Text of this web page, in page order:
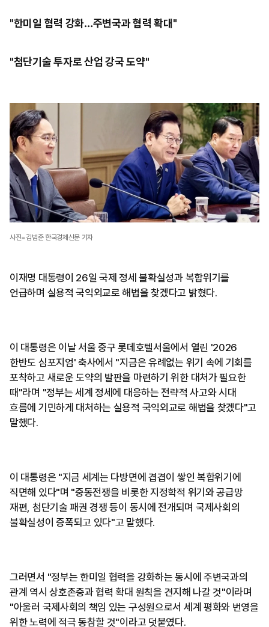
"한미일 협력 강화…주변국과 협력 확대"
"첨단기술 투자로 산업 강국 도약"
사진=김범준 한국경제신문 기자
이재명 대통령이 26일 국제 정세 불확실성과 복합위기를
언급하며 실용적 국익외교로 해법을 찾겠다고 밝혔다.
이 대통령은 이날 서울 중구 롯데호텔서울에서 열린 '2026
한반도 심포지엄' 축사에서 "지금은 유례없는 위기 속에 기회를
포착하고 새로운 도약의 발판을 마련하기 위한 대처가 필요한
때"라며 "정부는 세계 정세에 대응하는 전략적 사고와 시대
흐름에 기민하게 대처하는 실용적 국익외교로 해법을 찾겠다"고
말했다.
이 대통령은 "지금 세계는 다방면에 겹겹이 쌓인 복합위기에
직면해 있다"며 "중동전쟁을 비롯한 지정학적 위기와 공급망
재편, 첨단기술 패권 경쟁 등이 동시에 전개되며 국제사회의
불확실성이 증폭되고 있다"고 말했다.
그러면서 "정부는 한미일 협력을 강화하는 동시에 주변국과의
관계 역시 상호존중과 협력 확대 원칙을 견지해 나갈 것"이라며
"아울러 국제사회의 책임 있는 구성원으로서 세계 평화와 번영을
위한 노력에 적극 동참할 것"이라고 덧붙였다.